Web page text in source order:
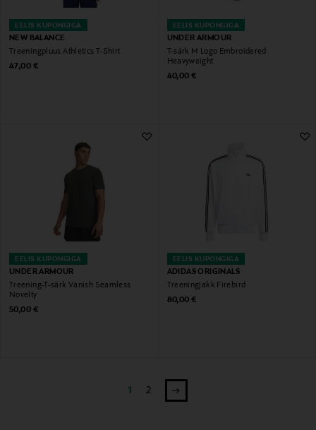
EELIS KUPONGIGA
NEW BALANCE
Treeningpluus Athletics T-Shirt
Original Price
47,00 €
EELIS KUPONGIGA
UNDER ARMOUR
T-särk M Logo Embroidered
Heavyweight
Original Price
40,00 €
EELIS KUPONGIGA
UNDER ARMOUR
Treening-T-särk Vanish Seamless
Novelty
Original Price
50,00 €
EELIS KUPONGIGA
ADIDAS ORIGINALS
Treeningjakk Firebird
Original Price
80,00 €
1 2